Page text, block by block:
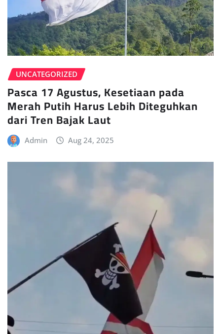
UNCATEGORIZED
Pasca 17 Agustus, Kesetiaan pada
Merah Putih Harus Lebih Diteguhkan
dari Tren Bajak Laut
Admin Aug 24, 2025